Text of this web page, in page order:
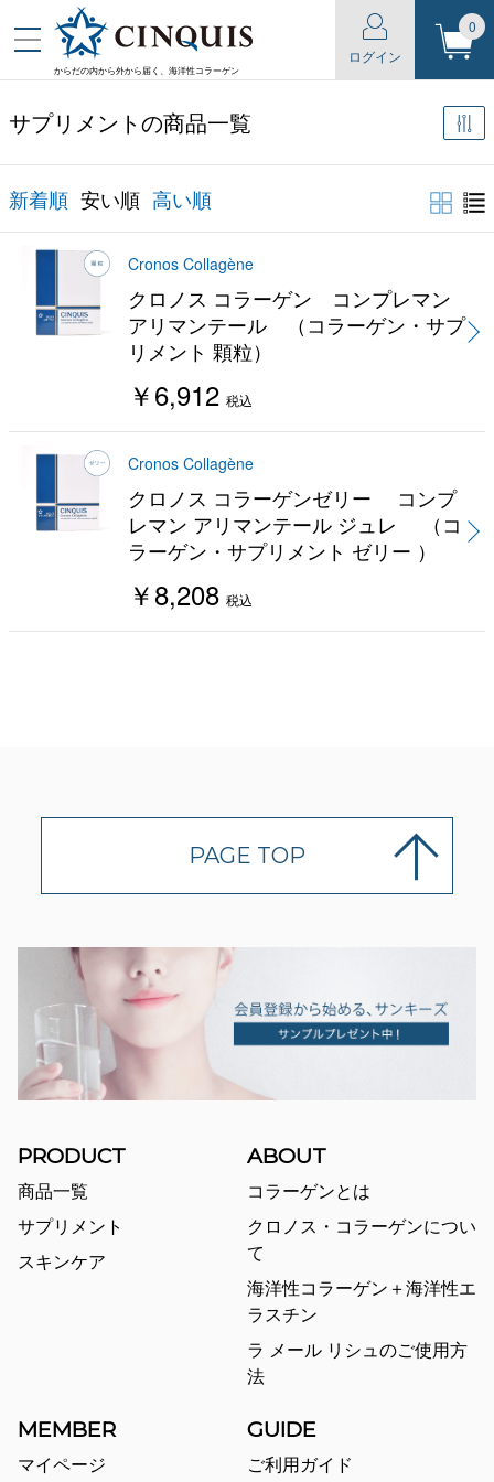
からだの内から外から届く、海洋性コラーゲン
ログイン
0
サプリメントの商品一覧
新着順 安い順 高い順
Cronos Collagène
クロノス コラーゲン コンプレマン
アリマンテール （コラーゲン・サプ
リメント 顆粒）
￥6,912 税込
Cronos Collagène
クロノス コラーゲンゼリー コンプ
レマン アリマンテール ジュレ （コ
ラーゲン・サプリメント ゼリー ）
￥8,208 税込
PAGE TOP
PRODUCT
商品一覧
サプリメント
スキンケア
ABOUT
コラーゲンとは
クロノス・コラーゲンについ
て
海洋性コラーゲン＋海洋性エ
ラスチン
ラ メール リシュのご使用方
法
MEMBER
マイページ
GUIDE
ご利用ガイド